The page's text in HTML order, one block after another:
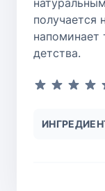
напоминает
детства.